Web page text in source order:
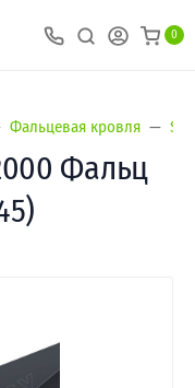
0
Фальцевая кровля
Фальц